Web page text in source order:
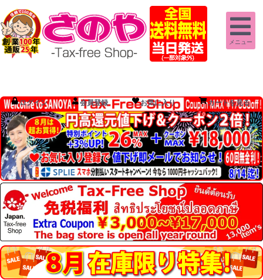
メニュー
ログイン 会員登録 お気に入り カートを見る